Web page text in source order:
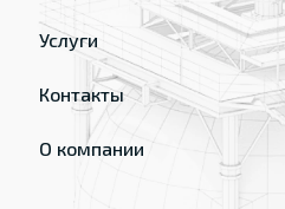
Услуги
Контакты
О компании